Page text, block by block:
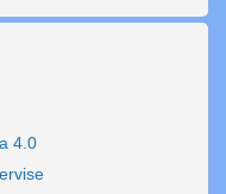
4.0